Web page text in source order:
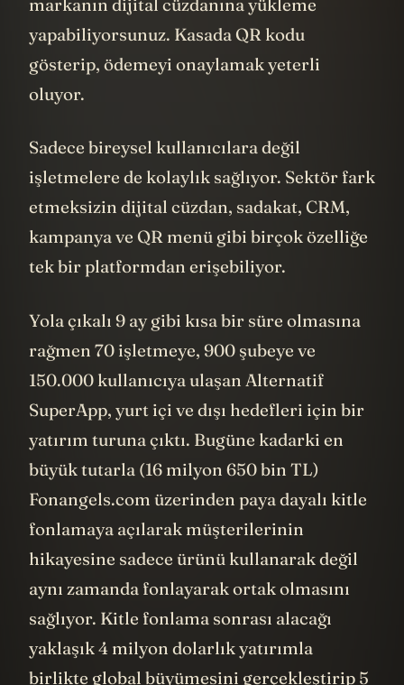
markanın dijital cüzdanına yükleme
yapabiliyorsunuz. Kasada QR kodu
gösterip, ödemeyi onaylamak yeterli
oluyor.
Sadece bireysel kullanıcılara değil
işletmelere de kolaylık sağlıyor. Sektör fark
etmeksizin dijital cüzdan, sadakat, CRM,
kampanya ve QR menü gibi birçok özelliğe
tek bir platformdan erişebiliyor.
Yola çıkalı 9 ay gibi kısa bir süre olmasına
rağmen 70 işletmeye, 900 şubeye ve
150.000 kullanıcıya ulaşan Alternatif
SuperApp, yurt içi ve dışı hedefleri için bir
yatırım turuna çıktı. Bugüne kadarki en
büyük tutarla (16 milyon 650 bin TL)
Fonangels.com üzerinden paya dayalı kitle
fonlamaya açılarak müşterilerinin
hikayesine sadece ürünü kullanarak değil
aynı zamanda fonlayarak ortak olmasını
sağlıyor. Kitle fonlama sonrası alacağı
yaklaşık 4 milyon dolarlık yatırımla
birlikte global büyümesini gerçekleştirip 5